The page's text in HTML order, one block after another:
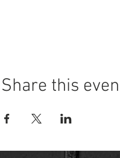
Share this